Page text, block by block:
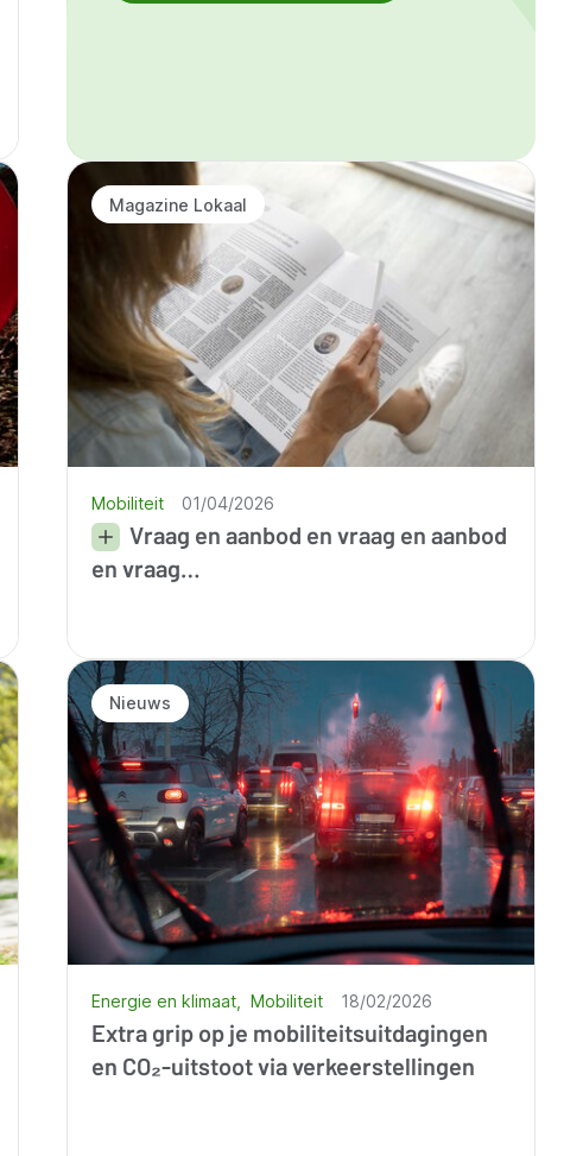
Magazine Lokaal
Vraag en aanbod en vraag en aanbod
en vraag…
Mobiliteit 01/04/2026
Nieuws
Extra grip op je mobiliteitsuitdagingen
en CO₂-uitstoot via verkeerstellingen
Energie en klimaat Mobiliteit 18/02/2026